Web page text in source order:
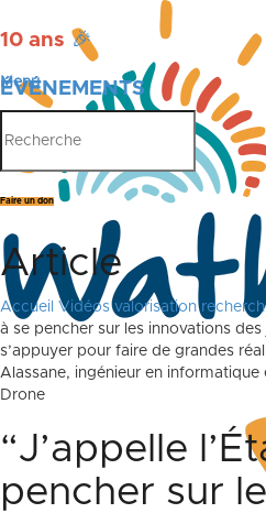
10 ans 🎉
ÉVÉNEMENTS
PUBLICATIONS
Menu
Faire un don
Article
Accueil Vidéos valorisation
à se pencher sur les innovations
s’appuyer pour faire de grandes
Alassane, ingénieur en
Drone
“J’appelle
pencher sur